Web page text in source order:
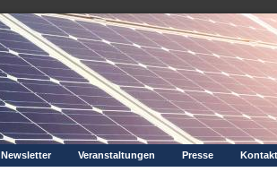
Newsletter Veranstaltungen Presse Kontakt